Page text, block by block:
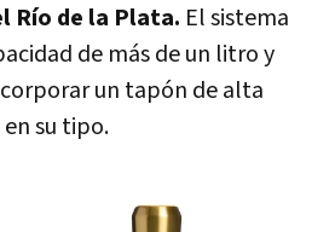
Río de la Plata. El sistema
de más de un litro y
un tapón de alta
su tipo.